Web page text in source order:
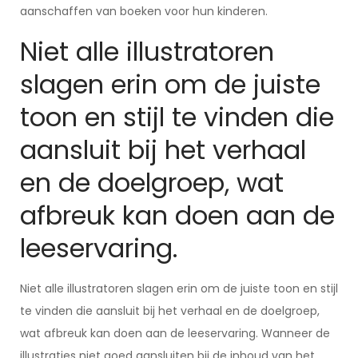
aanschaffen van boeken voor hun kinderen.
Niet alle illustratoren
slagen erin om de juiste
toon en stijl te vinden die
aansluit bij het verhaal
en de doelgroep, wat
afbreuk kan doen aan de
leeservaring.
Niet alle illustratoren slagen erin om de juiste toon en stijl
te vinden die aansluit bij het verhaal en de doelgroep,
wat afbreuk kan doen aan de leeservaring. Wanneer de